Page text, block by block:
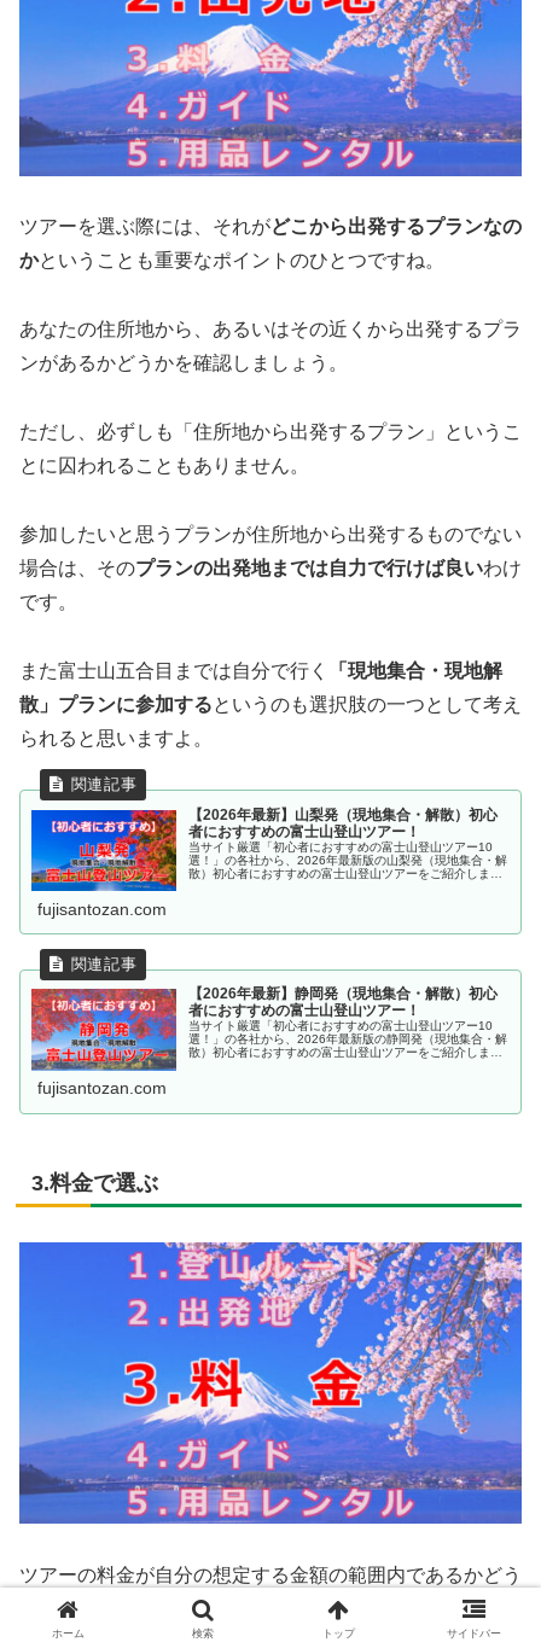
ツアーを選ぶ際には、それがどこから出発するプランなの
かということも重要なポイントのひとつですね。
あなたの住所地から、あるいはその近くから出発するプラ
ンがあるかどうかを確認しましょう。
ただし、必ずしも「住所地から出発するプラン」というこ
とに囚われることもありません。
参加したいと思うプランが住所地から出発するものでない
場合は、そのプランの出発地までは自力で行けば良いわけ
です。
また富士山五合目までは自分で行く
「現地集合・現地解
散」プランに参加するというのも選択肢の一つとして考え
られると思いますよ。
【2026年最新】山梨発（現地集合・解散）初心
者におすすめの富士山登山ツアー！
当サイト厳選「初心者におすすめの富士山登山ツアー10
選！」の各社から、2026年最新版の山梨発（現地集合・解
散）初心者におすすめの富士山登山ツアーをご紹介しま
fujisantozan.com
【2026年最新】静岡発（現地集合・解散）初心
者におすすめの富士山登山ツアー！
当サイト厳選「初心者におすすめの富士山登山ツアー10
選！」の各社から、2026年最新版の静岡発（現地集合・解
散）初心者におすすめの富士山登山ツアーをご紹介しま
fujisantozan.com
3.料金で選ぶ
ツアーの料金が自分の想定する金額の範囲内であるかどう
かということも、富士登山ツアーを選ぶ際に考慮する大き
なポイントのひとつだと思います。
ホーム 検索 トップ サイドバー